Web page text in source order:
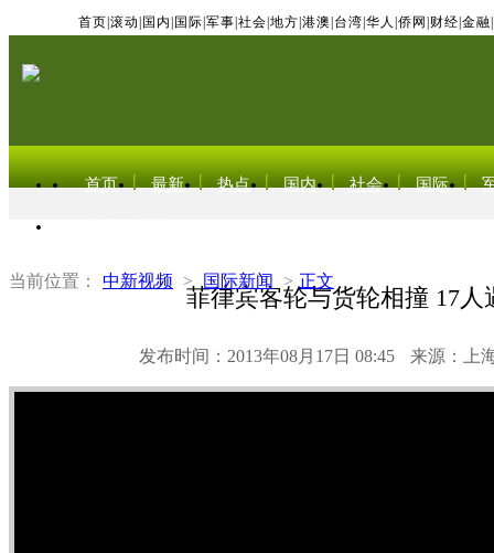
首页 滚动 国内 国际 军事 社会 地方 港澳 台湾 华人 侨网 财经 金融
首页 最新 热点 国内 社会 国际
当前位置： 中新视频 > 国际新闻 > 正文
菲律宾客轮与货轮相撞 17人
发布时间：2013年08月17日 08:45 来源：上